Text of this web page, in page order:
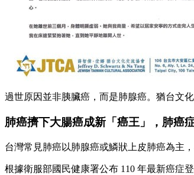
過世原因並非胰臟癌，而是肺腺癌。猶台文
肺癌擠下大腸癌成新「癌王」，肺癌
台灣常見肺癌以肺腺癌或鱗狀上皮肺癌為主
根據衛服部國民健康署公布 110 年最新癌症